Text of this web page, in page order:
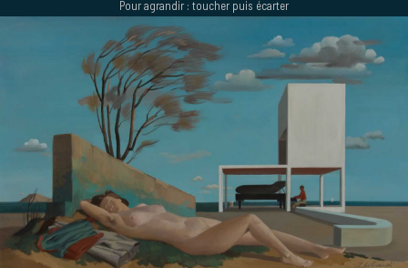
Pour agrandir : toucher puis écarter